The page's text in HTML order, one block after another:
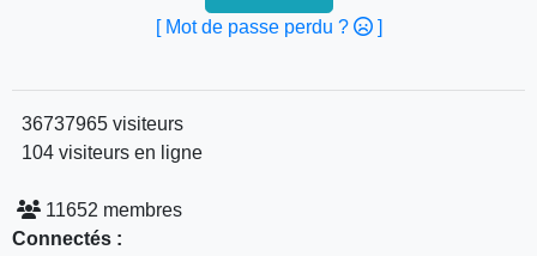
[ Mot de passe perdu ? ]
36737965 visiteurs
104 visiteurs en ligne
11652 membres
Connectés :